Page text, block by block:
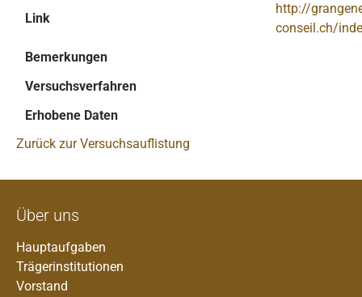
Link
http://
conseil.ch/
Bemerkungen
Versuchsverfahren
Erhobene Daten
Zurück zur Versuchsauflistung
Über uns
Hauptaufgaben
Trägerinstitutionen
Vorstand